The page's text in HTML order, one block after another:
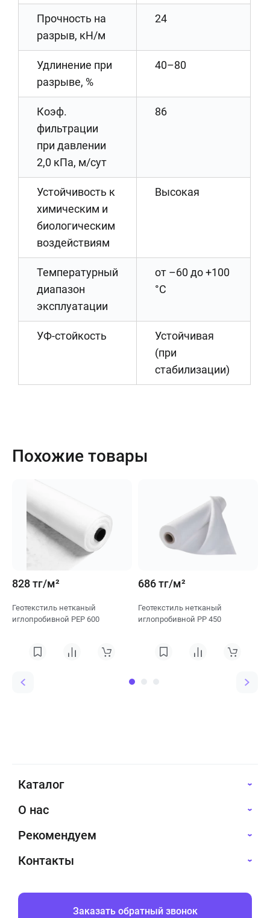
Прочность на
разрыв, кН/м
24
Удлинение при
разрыве, %
40–80
Коэф.
фильтрации
при давлении
2,0 кПа, м/сут
86
Устойчивость к
химическим и
биологическим
воздействиям
Высокая
Температурный
диапазон
эксплуатации
от –60 до +100
°C
УФ-стойкость
Устойчивая
(при
стабилизации)
Похожие товары
828 тг/м²
Геотекстиль нетканый
иглопробивной PEP 600
686 тг/м²
Геотекстиль нетканый
иглопробивной PP 450
Каталог
О нас
Рекомендуем
Контакты
Заказать обратный звонок